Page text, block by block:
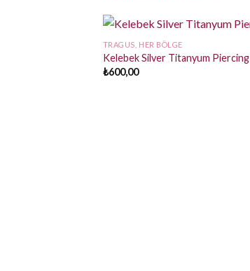
TRAGUS, HER BÖLGE
Kelebek Silver Titanyum Piercing
₺600,00